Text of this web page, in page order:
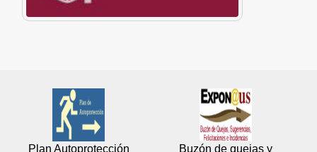
Plan Autoprotección
Buzón de quejas y